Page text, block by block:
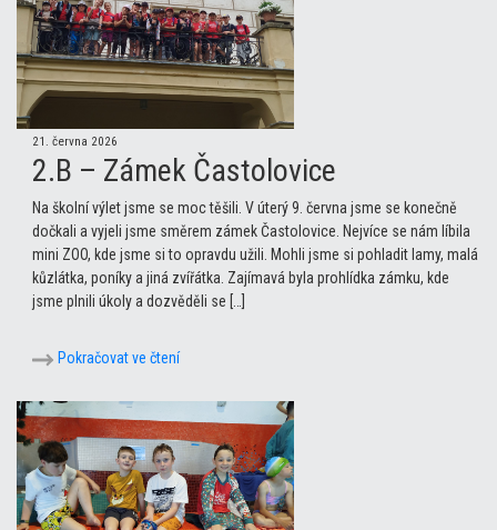
21. června 2026
2.B – Zámek Častolovice
Na školní výlet jsme se moc těšili. V úterý 9. června jsme se konečně
dočkali a vyjeli jsme směrem zámek Častolovice. Nejvíce se nám líbila
mini ZOO, kde jsme si to opravdu užili. Mohli jsme si pohladit lamy, malá
kůzlátka, poníky a jiná zvířátka. Zajímavá byla prohlídka zámku, kde
jsme plnili úkoly a dozvěděli se […]
Pokračovat ve čtení